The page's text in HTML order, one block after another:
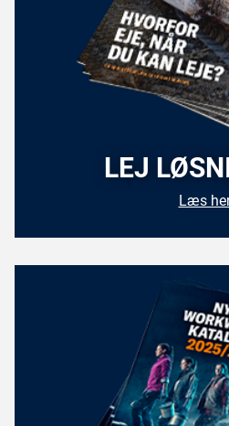
LEJ
Læs